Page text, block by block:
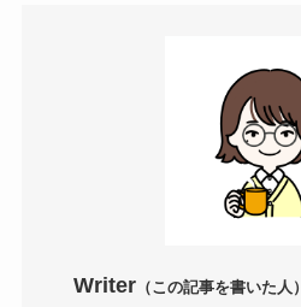
Writer（この記事を書いた人）